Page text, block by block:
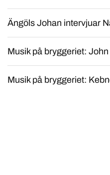
Ängöls Johan intervjuar
Musik på bryggeriet:
Musik på bryggeriet: